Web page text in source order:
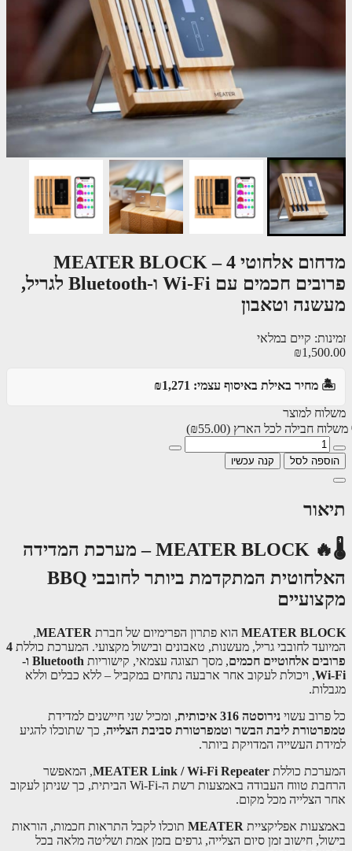
מדחום אלחוטי MEATER BLOCK – 4
פרובים חכמים עם Wi-Fi ו-Bluetooth לגריל,
וטאבון
קיים במלאי
מחיר באילת באיסוף עצמי: ₪1,271
למוצר
חבילה לכל הארץ(₪55.00)
לסל קנה עכשיו
🌡🔥 MEATER BLOCK – מערכת המדידה
האלחוטית המתקדמת ביותר לחובבי BBQ
MEATERהוא פתרון הפרימיום של חברתMEATER
,
לחובבי גריל, מעשנות, טאבונים ובישול מקצועי. המערכת כוללת4
אלחוטיים חכמים, מסך תצוגה עצמאי, קישוריות
Bluetooth ו-
, ויכולת לעקוב אחר ארבעה נתחים במקביל – ללא כבלים וללא
עשוינירוסטה 316 איכותית
, ומכיל שני חיישנים למדידת
ליבת הבשרוטמפרטורת סביבת הצלייה, כך שתוכלו להגיע
העשייה המדויקת ביותר.
כוללתMEATER Link / Wi-Fi Repeater, המאפשר
הרחבת טווח העבודה באמצעות רשת ה-Wi-Fi הביתית, כך שניתן לעקוב
הצלייה מכל מקום.
אפליקצייתMEATERתוכלו לקבל התראות חכמות, הוראות
חישוב זמן סיום הצלייה, גרפים בזמן אמת ושליטה מלאה בכל